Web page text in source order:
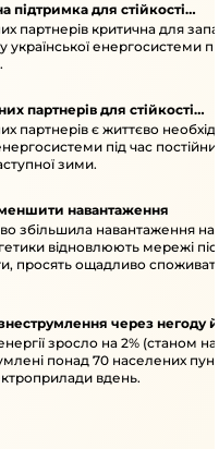
підтримка для стійкості
партнерів критична для
енергосистеми
партнерів для стійкості
партнерів є життєво
енергосистеми під час
зими.
навантаження
збільшила навантаження на
відновлюють мережі
просять ощадливо
через негоду
зросло на 2% (станом на
понад 70 населених
вдень.